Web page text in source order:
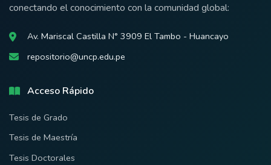
conectando el conocimiento con la comunidad global:
Av. Mariscal Castilla N° 3909 El Tambo - Huancayo
repositorio@uncp.edu.pe
Acceso Rápido
Tesis de Grado
Tesis de Maestría
Tesis Doctorales